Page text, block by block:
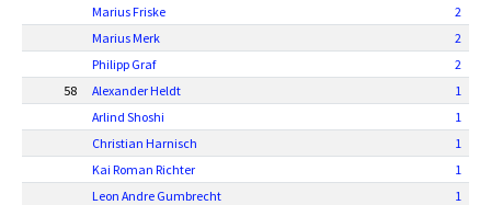
Marius Friske
2
Marius Merk
2
Philipp Graf
2
58
Alexander Heldt
1
Arlind Shoshi
1
Christian Harnisch
1
Kai Roman Richter
1
Leon Andre Gumbrecht
1